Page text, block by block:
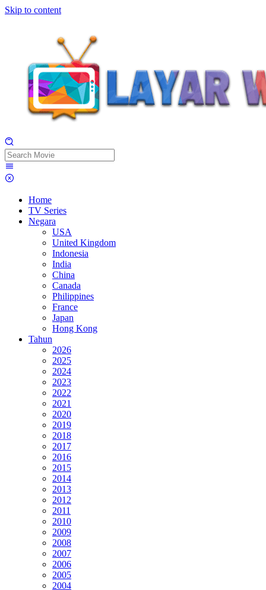
Skip to content
Home
TV Series
Negara
USA
United Kingdom
Indonesia
India
China
Canada
Philippines
France
Japan
Hong Kong
Tahun
2026
2025
2024
2023
2022
2021
2020
2019
2018
2017
2016
2015
2014
2013
2012
2011
2010
2009
2008
2007
2006
2005
2004